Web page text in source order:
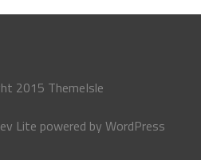
2015 ThemeIsle
Lite powered byWordPress